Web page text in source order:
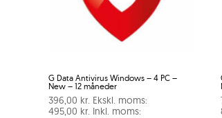
G Data Antivirus Windows – 4 PC –
New – 12 måneder
396,00 kr. Ekskl. moms:
495,00 kr. Inkl. moms: